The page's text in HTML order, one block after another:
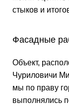
стыков и
Фасадные
Объект,
Чуриловичи
мы по праву
выполнялись